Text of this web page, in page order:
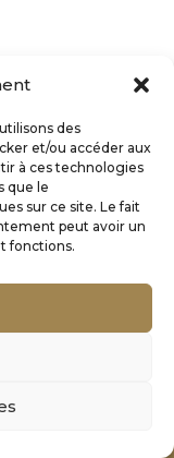
des
et/ou accéder aux
à ces technologies
que le
sur ce site. Le fait
peut avoir un
fonctions.